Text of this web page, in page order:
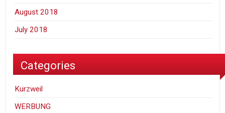
August 2018
July 2018
Categories
Kurzweil
WERBUNG